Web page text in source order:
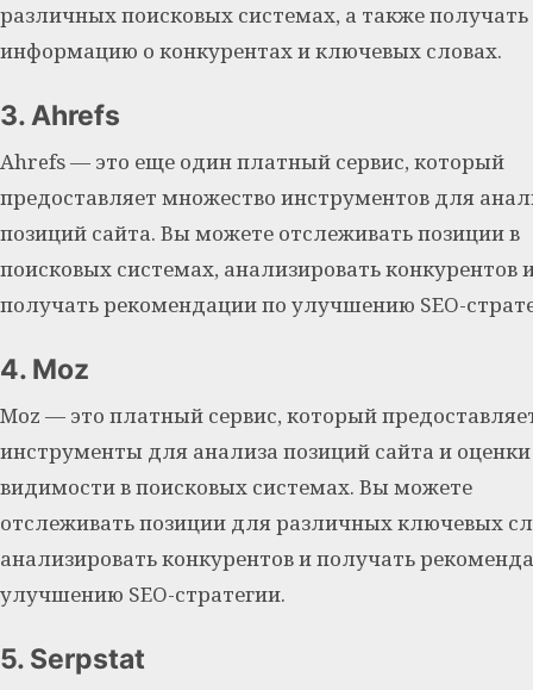
различных поисковых системах, а также получать
информацию о конкурентах и ключевых словах.
3. Ahrefs
Ahrefs — это еще один платный сервис, который
предоставляет множество инструментов для
позиций сайта. Вы можете отслеживать позиции в
поисковых системах, анализировать конкурентов
получать рекомендации по улучшению SEO-
4. Moz
Moz — это платный сервис, который
инструменты для анализа позиций сайта и оценки
видимости в поисковых системах. Вы можете
отслеживать позиции для различных ключевых
анализировать конкурентов и получать
улучшению SEO-стратегии.
5. Serpstat